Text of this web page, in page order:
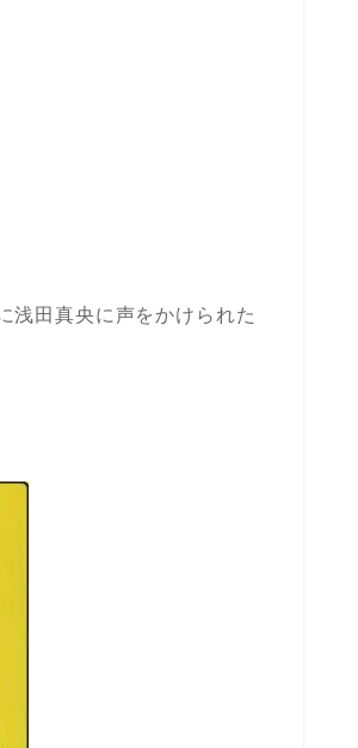
浅田真央に声をかけられた